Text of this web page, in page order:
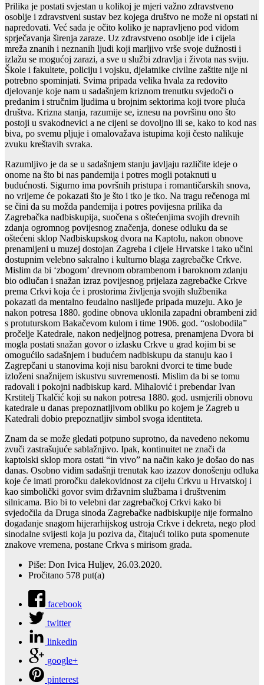
Prilika je postati svjestan u kolikoj je mjeri važno zdravstveno
osoblje i zdravstveni sustav bez kojega društvo ne može ni opstati ni
napredovati. Već sada je očito koliko je napravljeno pod vidom
sprječavanja širenja zaraze. Uz zdravstveno osoblje ide i cijela
mreža znanih i neznanih ljudi koji marljivo vrše svoje dužnosti i
izlažu se mogućoj zarazi, a sve u službi zdravlja i života nas sviju.
Škole i fakultete, policiju i vojsku, djelatnike civilne zaštite nije ni
potrebno spominjati. Svima pripada velika hvala za redovito
djelovanje koje nam u sadašnjem kriznom trenutku svjedoči o
predanim i stručnim ljudima u brojnim sektorima koji tvore pluća
društva. Krizna stanja, razumije se, iznesu na površinu ono što
postoji u svakodnevici a ne cijeni se dovoljno ili se, kako to kod nas
biva, po svemu pljuje i omalovažava istupima koji često nalikuje
zvuku kreštavih svraka.
Razumljivo je da se u sadašnjem stanju javljaju različite ideje o
onome na što bi nas pandemija i potres mogli potaknuti u
budućnosti. Sigurno ima površnih pristupa i romantičarskih snova,
no vrijeme će pokazati što je što i tko je tko. Na tragu rečenoga mi
se čini da su možda pandemija i potres povijesna prilika da
Zagrebačka nadbiskupija, suočena s oštećenjima svojih drevnih
zdanja ogromnog povijesnog značenja, donese odluku da se
oštećeni sklop Nadbiskupskog dvora na Kaptolu, nakon obnove
prenamijeni u muzej dostojan Zagreba i cijele Hrvatske i tako učini
dostupnim velebno sakralno i kulturno blaga zagrebačke Crkve.
Mislim da bi ‘zbogom’ drevnom obrambenom i baroknom zdanju
bio odlučan i snažan izraz povijesnog prijelaza zagrebačke Crkve
prema Crkvi koja će i prostorima življenja svojih službenika
pokazati da mentalno feudalno naslijeđe pripada muzeju. Ako je
nakon potresa 1880. godine obnova uklonila zapadni obrambeni zid
s protuturskom Bakačevom kulom i time 1906. god. “oslobodila”
pročelje Katedrale, nakon nedjeljnog potresa, prenamjena Dvora bi
mogla postati snažan govor o izlasku Crkve u grad kojim bi se
omogućilo sadašnjem i budućem nadbiskupu da stanuju kao i
Zagrepčani u stanovima koji nisu barokni dvorci te time bude
izloženi snažnijem iskustvu suvremenosti. Mislim da bi se tomu
radovali i pokojni nadbiskup kard. Mihalović i prebendar Ivan
Krstitelj Tkalčić koji su nakon potresa 1880. god. usmjerili obnovu
katedrale u danas prepoznatljivom obliku po kojem je Zagreb u
Katedrali dobio prepoznatljiv simbol svoga identiteta.
Znam da se može gledati potpuno suprotno, da navedeno nekomu
zvuči zastrašujuće sablažnjivo. Ipak, kontinuitet ne znači da
kaptolski sklop mora ostati “in vivo” na način kako je došao do nas
danas. Osobno vidim sadašnji trenutak kao izazov donošenju odluka
koje će imati proročku dalekovidnost za cijelu Crkvu u Hrvatskoj i
kao simbolički govor svim državnim službama i društvenim
silnicama. Bio bi to velebni dar zagrebačkoj Crkvi kako bi
svjedočila da Druga sinoda Zagrebačke nadbiskupije nije formalno
događanje snagom hijerarhijskog ustroja Crkve i dekreta, nego plod
sinodalne svijesti koja ju poziva da, čitajući toliko puta spomenute
znakove vremena, postane Crkva s mirisom grada.
Piše: Don Ivica Huljev, 26.03.2020.
Pročitano 578 put(a)
facebook
twitter
linkedin
google+
pinterest